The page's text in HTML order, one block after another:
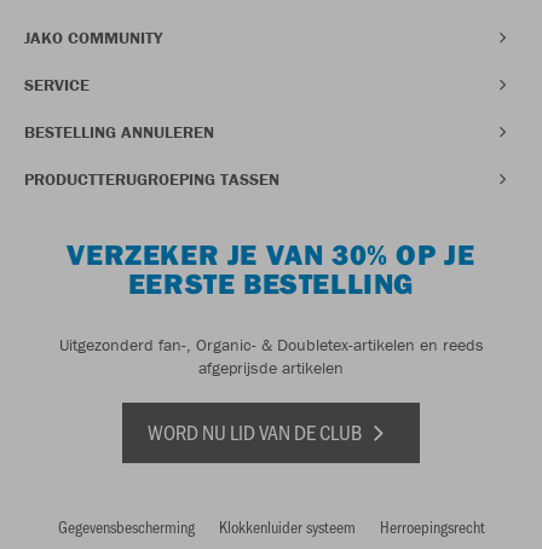
JAKO COMMUNITY
SERVICE
BESTELLING ANNULEREN
PRODUCTTERUGROEPING TASSEN
VERZEKER JE VAN 30% OP JE
EERSTE BESTELLING
Uitgezonderd fan-, Organic- & Doubletex-artikelen en reeds
afgeprijsde artikelen
WORD NU LID VAN DE CLUB
Gegevensbescherming Klokkenluider systeem
Herroepingsrecht